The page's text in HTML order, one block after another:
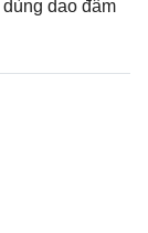
dao đâm